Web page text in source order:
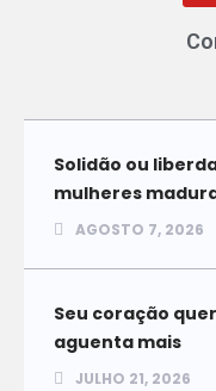
Solidão ou
mulheres
AGOSTO 7, 2026
Seu coração
aguenta mais
JULHO 21, 2026